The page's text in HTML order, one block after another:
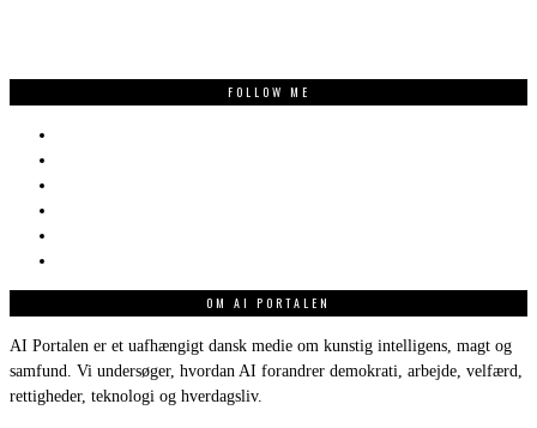
FOLLOW ME
OM AI PORTALEN
AI Portalen er et uafhængigt dansk medie om kunstig intelligens, magt og
samfund. Vi undersøger, hvordan AI forandrer demokrati, arbejde, velfærd,
rettigheder, teknologi og hverdagsliv.